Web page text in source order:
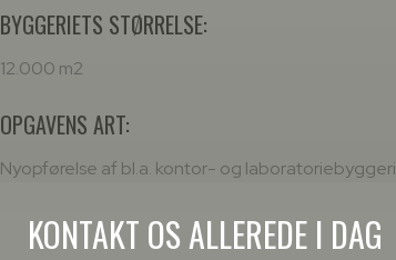
BYGGERIETS STØRRELSE:
12.000 m2
OPGAVENS ART:
Nyopførelse af bl.a. kontor- og laboratoriebyggeri
KONTAKT OS ALLEREDE I DAG